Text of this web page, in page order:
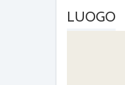
LUOGO